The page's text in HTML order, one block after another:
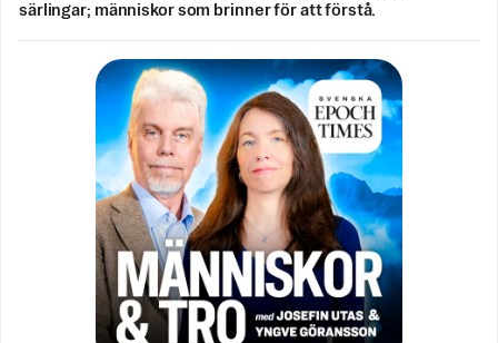
särlingar; människor som brinner för att förstå.